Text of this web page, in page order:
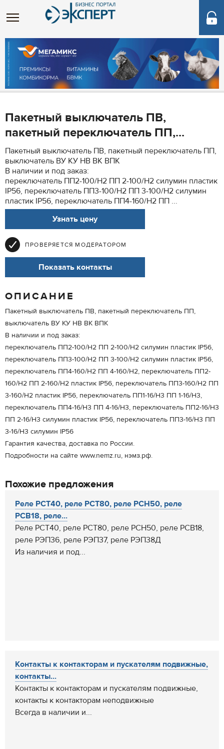
Пакетный выключатель ПВ,
пакетный переключатель ПП,...
Пакетный выключатель ПВ, пакетный переключатель ПП,
выключатель ВУ КУ НВ ВК ВПК
В наличии и под заказ:
переключатель ПП2-100/Н2 ПП 2-100/Н2 силумин пластик
IP56, переключатель ПП3-100/Н2 ПП 3-100/Н2 силумин
пластик IP56, переключатель ПП4-160/Н2 ПП ...
Узнать цену
ПРОВЕРЯЕТСЯ МОДЕРАТОРОМ
Показать контакты
ОПИСАНИЕ
Пакетный выключатель ПВ, пакетный переключатель ПП,
выключатель ВУ КУ НВ ВК ВПК
В наличии и под заказ:
переключатель ПП2-100/Н2 ПП 2-100/Н2 силумин пластик IP56,
переключатель ПП3-100/Н2 ПП 3-100/Н2 силумин пластик IP56,
переключатель ПП4-160/Н2 ПП 4-160/Н2, переключатель ПП2-
160/Н2 ПП 2-160/Н2 пластик IP56, переключатель ПП3-160/Н2 ПП
3-160/Н2 пластик IP56, переключатель ПП1-16/Н3 ПП 1-16/Н3,
переключатель ПП4-16/Н3 ПП 4-16/Н3, переключатель ПП2-16/Н3
ПП 2-16/Н3 силумин пластик IP56, переключатель ПП3-16/Н3 ПП
3-16/Н3 силумин IP56
Гарантия качества, доставка по России.
Подробности на сайте www.nemz.ru, нэмз.рф.
Похожие предложения
Реле РСТ40, реле РСТ80, реле РСН50, реле
РСВ18, реле...
Реле РСТ40, реле РСТ80, реле РСН50, реле РСВ18,
реле РЭП36, реле РЭП37, реле РЭП38Д
Из наличия и под...
Контакты к контакторам и пускателям подвижные,
контакты...
Контакты к контакторам и пускателям подвижные,
контакты к контакторам неподвижные
Всегда в наличии и...